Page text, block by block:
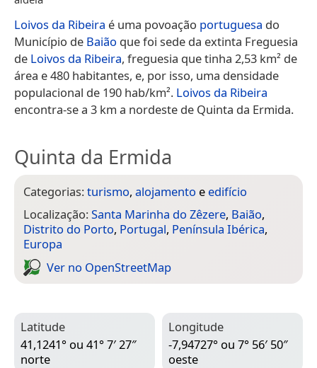
Loivos da Ribeira é uma povoação portuguesa do
Município de Baião que foi sede da extinta Freguesia
de Loivos da Ribeira, freguesia que tinha 2,53 km² de
área e 480 habitantes, e, por isso, uma densidade
populacional de 190 hab/km². Loivos da Ribeira
encontra-se a 3 km a nordeste de Quinta da Ermida.
Quinta da Ermida
Categorias:turismo, alojamento e edifício
Localização:Santa Marinha do Zêzere, Baião,
Distrito do Porto, Portugal, Península Ibérica,
Europa
Ver no Open­Street­Map
Latitude
41,1241° ou 41° 7′ 27″
norte
Longitude
-7,94727° ou 7° 56′ 50″
oeste